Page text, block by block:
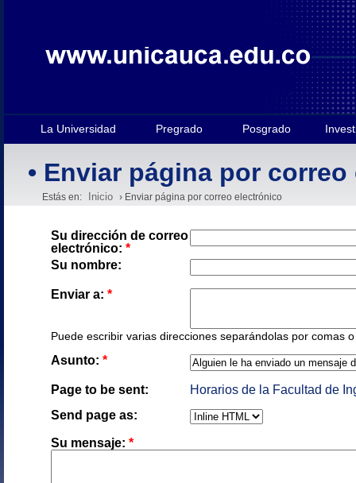
La Universidad Pregrado Posgrado
• Enviar página por
Estás en: Inicio › Enviar página por correo electrónico
Su dirección de correo
electrónico: *
Su nombre:
Enviar a: *
Puede escribir varias direcciones separándolas por comas
Asunto: *
Page to be sent:
Horarios de la Facultad de
Send page as:
Su mensaje: *